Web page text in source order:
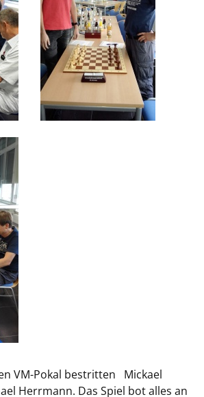
VM-Pokal bestritten Mickael
Herrmann. Das Spiel bot alles an